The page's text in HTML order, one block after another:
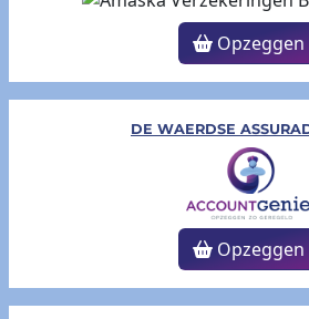
Opzeggen
DE WAERDSE
Opzeggen